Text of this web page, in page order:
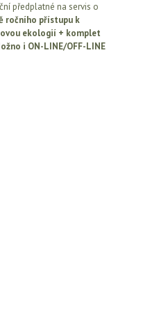
předplatné na servis o
ročního přístupu k
ekologií + komplet
i ON-LINE/OFF-LINE